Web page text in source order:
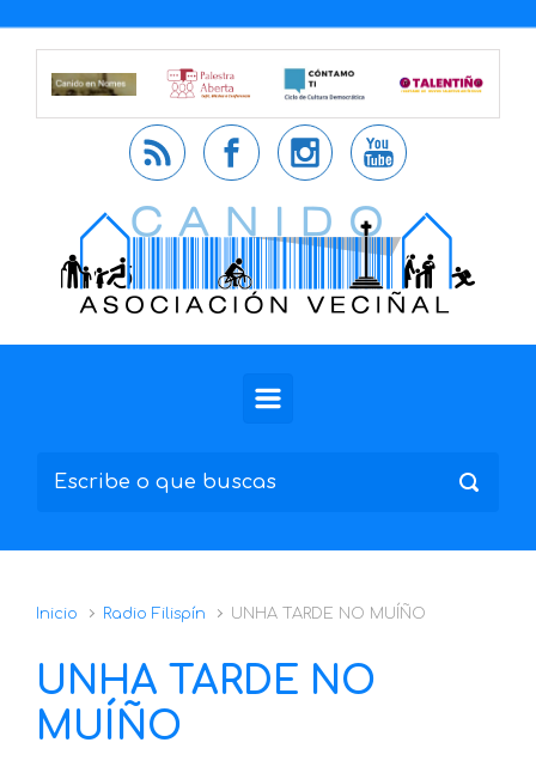
Saltar al contenido principal
Inicio Radio Filispín UNHA TARDE NO MUÍÑO
UNHA TARDE NO
MUÍÑO